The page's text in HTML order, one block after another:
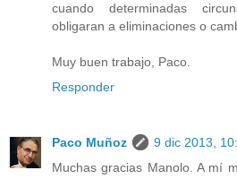
cuando determinadas
obligaran a eliminaciones o
Muy buen trabajo, Paco.
Responder
Paco Muñoz
9 dic 2013,
Muchas gracias Manolo. A mí